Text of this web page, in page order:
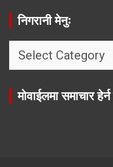
निगरानी मेनुः
निगरानी
मोवाईलमा समाचार